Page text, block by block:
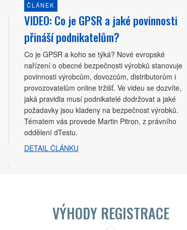
ČLÁNEK
VIDEO: Co je GPSR a jaké povinnosti
přináší podnikatelům?
Co je GPSR a koho se týká? Nové evropské
nařízení o obecné bezpečnosti výrobků stanovuje
povinnosti výrobcům, dovozcům, distributorům i
provozovatelům online tržišť. Ve videu se dozvíte,
jaká pravidla musí podnikatelé dodržovat a jaké
požadavky jsou kladeny na bezpečnost výrobků.
Tématem vás provede Martin Pitron, z právního
oddělení dTestu.
DETAIL ČLÁNKU
VÝHODY REGISTRACE